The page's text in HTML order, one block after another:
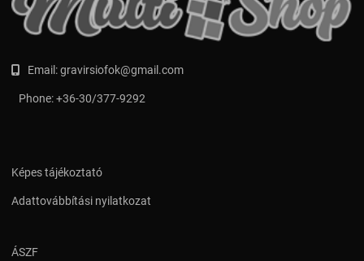
Email:gravirsiofok@gmail.com
Phone:+36-30/377-9292
Képes tájékoztató
Adattovábbítási nyilatkozat
ÁSZF